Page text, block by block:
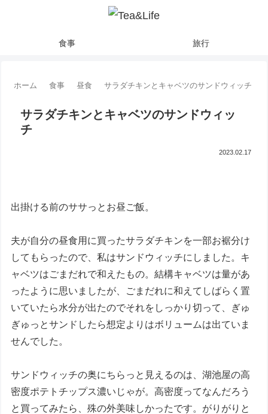
食事 旅行
ホーム 食事 昼食 サラダチキンとキャベツのサンドウィッチ
サラダチキンとキャベツのサンドウィッ
チ
2023.02.17
出掛ける前のササっとお昼ご飯。
夫が自分の昼食用に買ったサラダチキンを一部お裾分け
してもらったので、私はサンドウィッチにしました。キ
ャベツはごまだれで和えたもの。結構キャベツは量があ
ったように思いましたが、ごまだれに和えてしばらく置
いていたら水分が出たのでそれをしっかり切って、ぎゅ
ぎゅっとサンドしたら想定よりはボリュームは出ていま
せんでした。
サンドウィッチの奥にちらっと見えるのは、湖池屋の高
密度ポテトチップス濃いじゃが。高密度ってなんだろう
と買ってみたら、殊の外美味しかったです。がりがりと